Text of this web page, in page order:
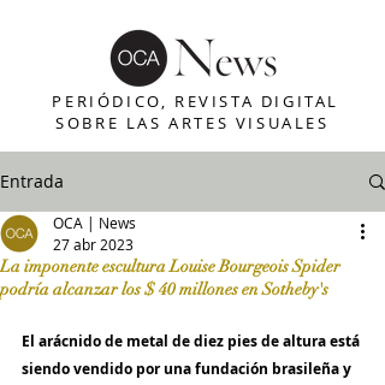
PERIÓDICO, REVISTA DIGITAL
SOBRE LAS ARTES VISUALES
Entrada
La imponente escultura Louise Bourgeois Spider
podría alcanzar los $ 40 millones en Sotheby's
OCA | News
27 abr 2023
El arácnido de metal de diez pies de altura está
siendo vendido por una fundación brasileña y